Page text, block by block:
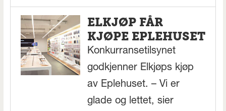
ELKJØP FÅR
KJØPE EPLEHUSET
Konkurransetilsynet
godkjenner Elkjøps kjøp
av Eplehuset. – Vi er
glade og lettet, sier